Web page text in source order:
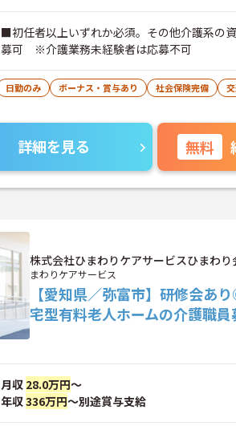
■初任者以上いずれか必須。その他介護系の
募可 ※介護業務未経験者は応募不可
日勤のみ ボーナス・賞与あり 社会保険完備
詳細を見る 無料
株式会社ひまわりケアサービスひまわり
まわりケアサービス
【愛知県／弥富市】研修会あ
宅型有料老人ホームの介護職
月収 28.0万円～
年収336万円～別途賞与支給